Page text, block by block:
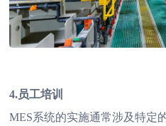
4.员工培训
MES系统的实施通常涉及特定